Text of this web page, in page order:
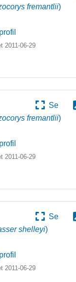
fremantlii)
2011-06-29
Se
fremantlii)
2011-06-29
Se
shelleyi)
2011-06-29